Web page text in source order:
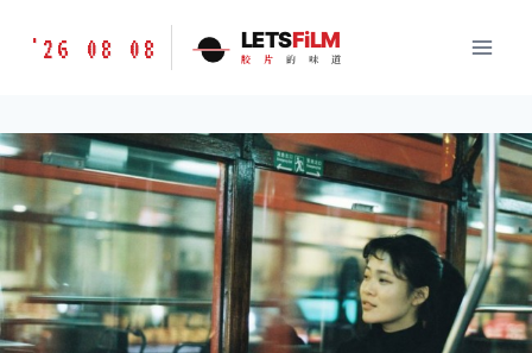
胶
味
道
LETSFILM
'26 08 08 LETSFiLM
胶 片 的 味 道